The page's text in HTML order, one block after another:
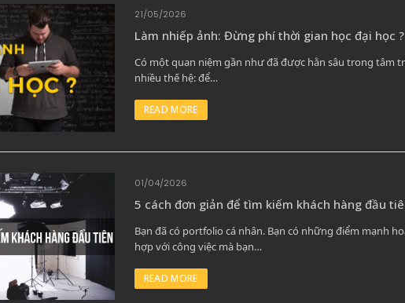
21/05/2026
Làm nhiếp ảnh: Đừng phí thời gian học đại học ?
Có một quan niệm gần như đã được hằn sâu trong tâm
nhiều thế hệ: để…
READ MORE
01/04/2026
5 cách đơn giản để tìm kiếm khách hàng đầu
Bạn đã có portfolio cá nhân. Bạn có những điểm mạnh
hợp với công việc mà bạn…
READ MORE